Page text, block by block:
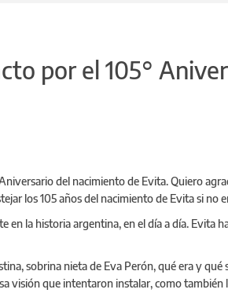
por el 105°
del nacimiento de Evita. Quiero
los 105 años del nacimiento de Evita si no
la historia argentina, en el día a día. Evita
sobrina nieta de Eva Perón, qué era y
visión que intentaron instalar, como